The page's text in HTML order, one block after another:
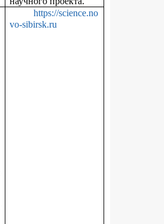
https://science.no
vo-sibirsk.ru